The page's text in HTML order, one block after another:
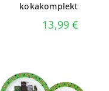
kokakomplekt
13,99€